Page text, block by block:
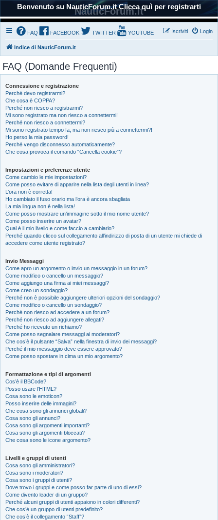
Benvenuto su NauticForum.it Clicca quì per registrarti
NauticForum.it
FAQ FACEBOOK TWITTER YOUTUBE Login
Iscriviti
Indice di NauticForum.it
FAQ (Domande Frequenti)
Connessione e registrazione
Perché devo registrarmi?
Che cosa è COPPA?
Perché non riesco a registrarmi?
Mi sono registrato ma non riesco a connettermi!
Perché non riesco a connettermi?
Mi sono registrato tempo fa, ma non riesco più a connettermi?!
Ho perso la mia password!
Perché vengo disconnesso automaticamente?
Che cosa provoca il comando “Cancella cookie”?
Impostazioni e preferenze utente
Come cambio le mie impostazioni?
Come posso evitare di apparire nella lista degli utenti in linea?
L’ora non è corretta!
Ho cambiato il fuso orario ma l’ora è ancora sbagliata
La mia lingua non è nella lista!
Come posso mostrare un’immagine sotto il mio nome utente?
Come posso inserire un avatar?
Qual è il mio livello e come faccio a cambiarlo?
Perché quando clicco sul collegamento all’indirizzo di posta di un utente mi chiede di
accedere come utente registrato?
Invio Messaggi
Come apro un argomento o invio un messaggio in un forum?
Come modifico o cancello un messaggio?
Come aggiungo una firma ai miei messaggi?
Come creo un sondaggio?
Perché non è possibile aggiungere ulteriori opzioni del sondaggio?
Come modifico o cancello un sondaggio?
Perché non riesco ad accedere a un forum?
Perché non riesco ad aggiungere allegati?
Perché ho ricevuto un richiamo?
Come posso segnalare messaggi ai moderatori?
Che cos’è il pulsante “Salva” nella finestra di invio dei messaggi?
Perché il mio messaggio deve essere approvato?
Come posso spostare in cima un mio argomento?
Formattazione e tipi di argomenti
Cos’è il BBCode?
Posso usare l’HTML?
Cosa sono le emoticon?
Posso inserire delle immagini?
Che cosa sono gli annunci globali?
Cosa sono gli annunci?
Cosa sono gli argomenti importanti?
Cosa sono gli argomenti bloccati?
Che cosa sono le icone argomento?
Livelli e gruppi di utenti
Cosa sono gli amministratori?
Cosa sono i moderatori?
Cosa sono i gruppi di utenti?
Dove trovo i gruppi e come posso far parte di uno di essi?
Come divento leader di un gruppo?
Perché alcuni gruppi di utenti appaiono in colori differenti?
Che cos’è un gruppo di utenti predefinito?
Che cos’è il collegamento “Staff”?